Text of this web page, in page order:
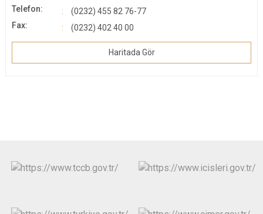
Telefon:
(0232) 455 82 76-77
Fax:
(0232) 402 40 00
Haritada Gör